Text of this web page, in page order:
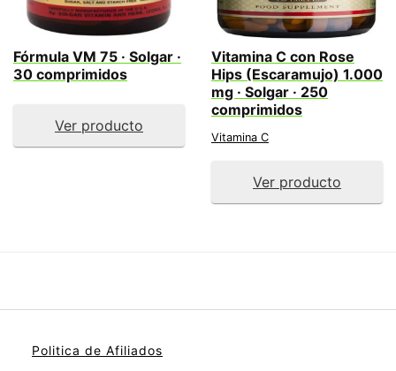
Fórmula VM 75 · Solgar ·
30 comprimidos
Ver producto
Vitamina C con Rose
Hips (Escaramujo) 1.000
mg · Solgar · 250
comprimidos
Vitamina C
Ver producto
Politica de Afiliados